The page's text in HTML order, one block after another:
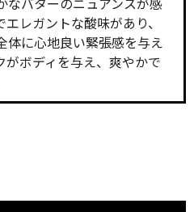
レガントな酸味があり、
体に心地良い緊張感を与え
がボディを与え、爽やかで